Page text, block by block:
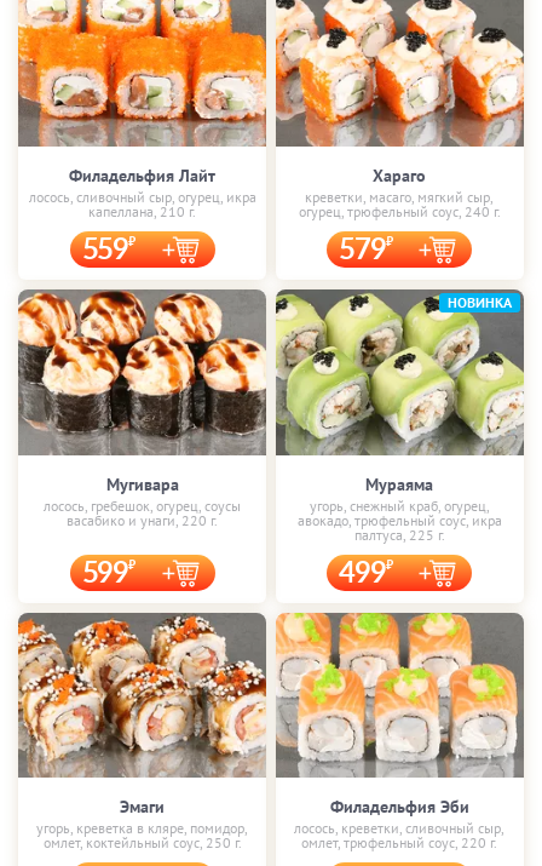
Филадельфия Лайт
лосось, сливочный сыр, огурец, икра
капеллана, 210 г.
559
Хараго
креветки, масаго, мягкий сыр,
огурец, трюфельный соус, 240 г.
579
Мугивара
лосось, гребешок, огурец, соусы
васабико и унаги, 220 г.
599
Мураяма
угорь, снежный краб, огурец,
авокадо, трюфельный соус, икра
палтуса, 225 г.
499
НОВИНКА
Эмаги
угорь, креветка в кляре, помидор,
омлет, коктейльный соус, 250 г.
Филадельфия Эби
лосось, креветки, сливочный сыр,
омлет, трюфельный соус, 220 г.